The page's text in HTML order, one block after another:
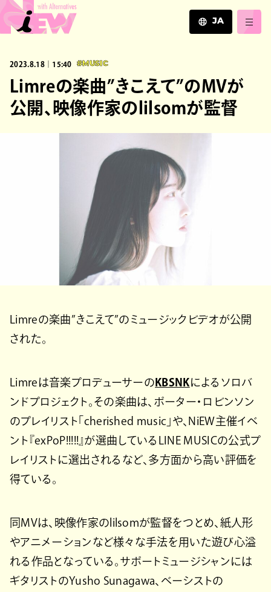
JA
ZH
2023.8.18｜15:40 #MUSIC
Limreの楽曲”きこえて”のMVが
公開、映像作家のlilsomが監督
Limreの楽曲”きこえて”のミュージックビデオが公開
された。
Limreは音楽プロデューサーの KBSNKによるソロバ
ンドプロジェクト。その楽曲は、ポーター・ロビンソン
のプレイリスト「cherished music」や、NiEW主催イベ
ント『exPoP!!!!!』が選曲しているLINE MUSICの公式プ
レイリストに選出されるなど、多方面から高い評価を
得ている。
同MVは、映像作家のlilsomが監督をつとめ、紙人形
やアニメーションなど様々な手法を用いた遊び心溢
れる作品となっている。サポートミュージシャンには
ギタリストのYusho Sunagawa、ベーシストの